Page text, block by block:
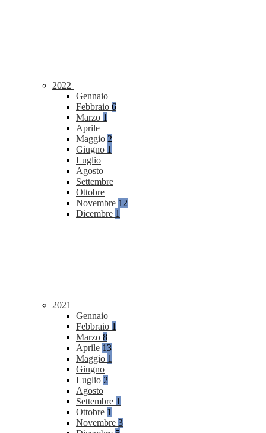
2022
Gennaio
Febbraio 6
Marzo 1
Aprile
Maggio 2
Giugno 1
Luglio
Agosto
Settembre
Ottobre
Novembre 12
Dicembre 1
2021
Gennaio
Febbraio 1
Marzo 8
Aprile 13
Maggio 1
Giugno
Luglio 2
Agosto
Settembre 1
Ottobre 1
Novembre 3